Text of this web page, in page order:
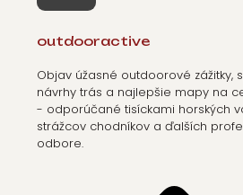
outdooractive
Objav úžasné outdoorové zážitky,
návrhy trás a najlepšie mapy na
- odporúčané tisíckami horských
strážcov chodníkov a ďalších
odbore.